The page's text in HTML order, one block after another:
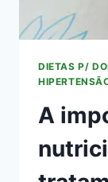
DIETAS P/
A